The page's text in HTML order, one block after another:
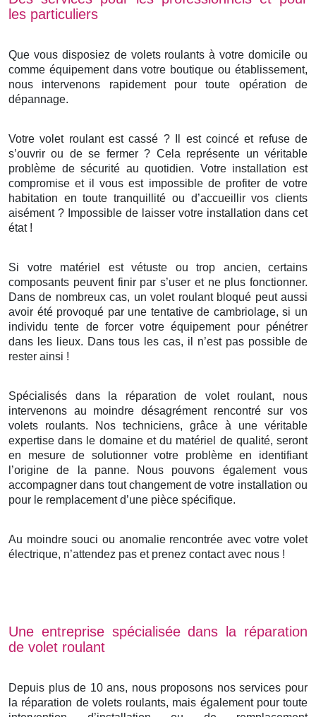
les particuliers
Que vous disposiez de volets roulants à votre domicile ou
comme équipement dans votre boutique ou établissement,
nous intervenons rapidement pour toute opération de
dépannage.
Votre volet roulant est cassé ? Il est coincé et refuse de
s’ouvrir ou de se fermer ? Cela représente un véritable
problème de sécurité au quotidien. Votre installation est
compromise et il vous est impossible de profiter de votre
habitation en toute tranquillité ou d’accueillir vos clients
aisément ? Impossible de laisser votre installation dans cet
état !
Si votre matériel est vétuste ou trop ancien, certains
composants peuvent finir par s’user et ne plus fonctionner.
Dans de nombreux cas, un volet roulant bloqué peut aussi
avoir été provoqué par une tentative de cambriolage, si un
individu tente de forcer votre équipement pour pénétrer
dans les lieux. Dans tous les cas, il n’est pas possible de
rester ainsi !
Spécialisés dans la réparation de volet roulant, nous
intervenons au moindre désagrément rencontré sur vos
volets roulants. Nos techniciens, grâce à une véritable
expertise dans le domaine et du matériel de qualité, seront
en mesure de solutionner votre problème en identifiant
l’origine de la panne. Nous pouvons également vous
accompagner dans tout changement de votre installation ou
pour le remplacement d’une pièce spécifique.
Au moindre souci ou anomalie rencontrée avec votre volet
électrique, n’attendez pas et prenez contact avec nous !
Une entreprise spécialisée dans la réparation
de volet roulant
Depuis plus de 10 ans, nous proposons nos services pour
la réparation de volets roulants, mais également pour toute